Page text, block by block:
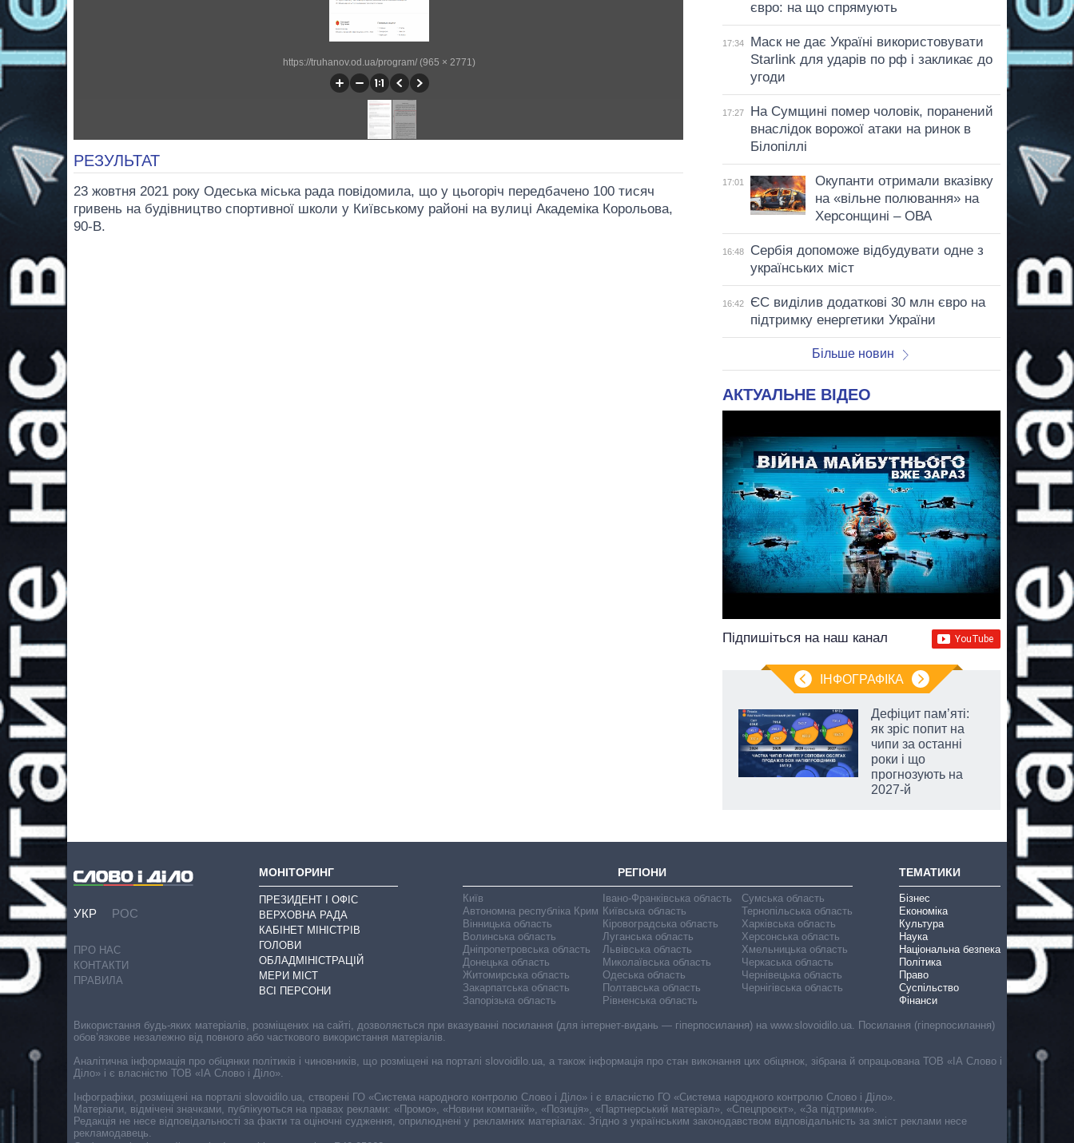
https://truhanov.od.ua/program/ (965 × 2771)
РЕЗУЛЬТАТ
23 жовтня 2021 року Одеська міська рада повідомила, що у цьогоріч передбачено 100 тисяч
гривень на будівництво спортивної школи у Київському районі на вулиці Академіка Корольова,
90-В.
євро: на що спрямують
17:34
Маск не дає Україні використовувати
Starlink для ударів по рф і закликає до
угоди
17:27
На Сумщині помер чоловік, поранений
внаслідок ворожої атаки на ринок в
Білопіллі
17:01
Окупанти отримали вказівку
на «вільне полювання» на
Херсонщині – ОВА
16:48
Сербія допоможе відбудувати одне з
українських міст
16:42
ЄС виділив додаткові 30 млн євро на
підтримку енергетики України
Більше новин
АКТУАЛЬНЕ ВІДЕО
Підпишіться на наш канал
ІНФОГРАФІКА
Дефіцит пам’яті:
як зріс попит на
чипи за останні
роки і що
прогнозують на
2027-й
УКР РОС
ПРО НАС
КОНТАКТИ
ПРАВИЛА
МОНІТОРИНГ
ПРЕЗИДЕНТ І ОФІС
ВЕРХОВНА РАДА
КАБІНЕТ МІНІСТРІВ
ГОЛОВИ
ОБЛАДМІНІСТРАЦІЙ
МЕРИ МІСТ
ВСІ ПЕРСОНИ
РЕГІОНИ
Київ
Автономна республіка Крим
Вінницька область
Волинська область
Дніпропетровська область
Донецька область
Житомирська область
Закарпатська область
Запорізька область
Івано-Франківська область
Київська область
Кіровоградська область
Луганська область
Львівська область
Миколаївська область
Одеська область
Полтавська область
Рівненська область
Сумська область
Тернопільська область
Харківська область
Херсонська область
Хмельницька область
Черкаська область
Чернівецька область
Чернігівська область
ТЕМАТИКИ
Бізнес
Економіка
Культура
Наука
Національна безпека
Політика
Право
Суспільство
Фінанси
Використання будь-яких матеріалів, розміщених на сайті, дозволяється при вказуванні посилання (для інтернет-видань — гіперпосилання) на www.slovoidilo.ua. Посилання (гіперпосилання)
обов’язкове незалежно від повного або часткового використання матеріалів.
Аналітична інформація про обіцянки політиків і чиновників, що розміщені на порталі slovoidilo.ua, а також інформація про стан виконання цих обіцянок, зібрана й опрацьована ТОВ «ІА Слово і
Діло» і є власністю ТОВ «ІА Слово і Діло».
Інфографіки, розміщені на порталі slovoidilo.ua, створені ГО «Система народного контролю Слово і Діло» і є власністю ГО «Система народного контролю Слово і Діло».
Матеріали, відмічені значками, публікуються на правах реклами: «Промо», «Новини компаній», «Позиція», «Партнерський матеріал», «Спецпроєкт», «За підтримки».
Редакція не несе відповідальності за факти та оціночні судження, оприлюднені у рекламних матеріалах. Згідно з українським законодавством відповідальність за зміст реклами несе
рекламодавець.